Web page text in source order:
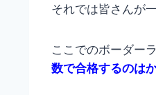
それでは皆さんが
ここでのボーダー
数で合格するのは